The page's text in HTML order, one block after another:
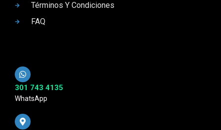
Términos Y Condiciones
FAQ
301 743 4135
WhatsApp